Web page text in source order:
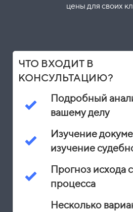
цены для своих
ЧТО ВХОДИТ В
КОНСУЛЬТАЦИЮ?
Подробный
вашему делу
Изучение
изучение
Прогноз исхода
процесса
Несколько